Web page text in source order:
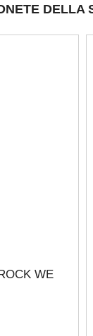
DELLA
WE